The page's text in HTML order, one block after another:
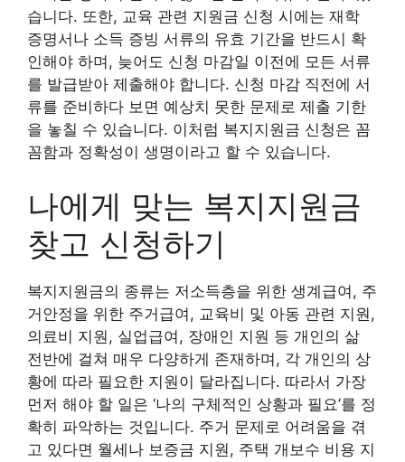
습니다. 또한, 교육 관련 지원금 신청 시에는 재학
증명서나 소득 증빙 서류의 유효 기간을 반드시 확
인해야 하며, 늦어도 신청 마감일 이전에 모든 서류
를 발급받아 제출해야 합니다. 신청 마감 직전에 서
류를 준비하다 보면 예상치 못한 문제로 제출 기한
을 놓칠 수 있습니다. 이처럼 복지지원금 신청은 꼼
꼼함과 정확성이 생명이라고 할 수 있습니다.
나에게 맞는 복지지원금
찾고 신청하기
복지지원금의 종류는 저소득층을 위한 생계급여, 주
거안정을 위한 주거급여, 교육비 및 아동 관련 지원,
의료비 지원, 실업급여, 장애인 지원 등 개인의 삶
전반에 걸쳐 매우 다양하게 존재하며, 각 개인의 상
황에 따라 필요한 지원이 달라집니다. 따라서 가장
먼저 해야 할 일은 ‘나의 구체적인 상황과 필요’를 정
확히 파악하는 것입니다. 주거 문제로 어려움을 겪
고 있다면 월세나 보증금 지원, 주택 개보수 비용 지